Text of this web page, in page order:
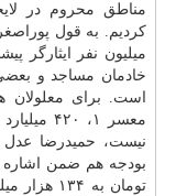
مناطق محروم در
میلیون نفر ایثارگر
خادمان مساجد و
معسر ۱،
نیست، حمیدرضا عدل